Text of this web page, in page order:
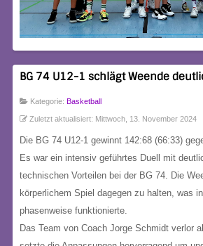
BG 74 U12-1 schlägt Weende
Kategorie: Basketball
Zuletzt aktualisiert: Mittwoch, 13. November 2024
Die BG 74 U12-1 gewinnt 142:68 (66:33)
Es war ein intensiv geführtes Duell mit
technischen Vorteilen bei der BG 74. Die
körperlichem Spiel dagegen zu halten, was
phasenweise funktionierte.
Das Team von Coach Jorge Schmidt verlor